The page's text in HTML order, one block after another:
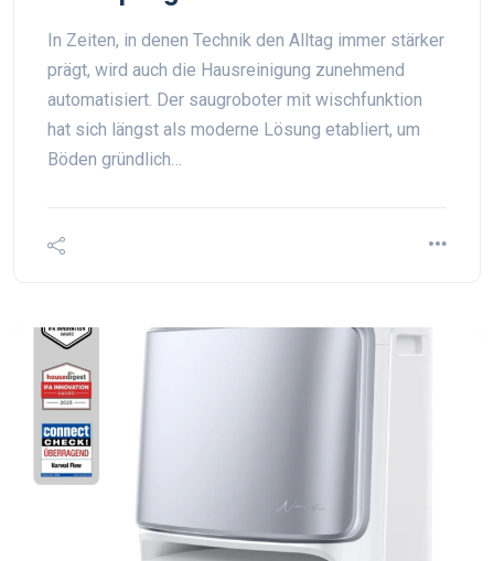
In Zeiten, in denen Technik den Alltag immer stärker
prägt, wird auch die Hausreinigung zunehmend
automatisiert. Der saugroboter mit wischfunktion
hat sich längst als moderne Lösung etabliert, um
Böden gründlich…